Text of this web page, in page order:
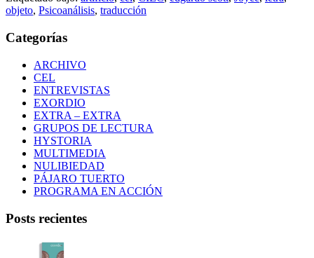
objeto, Psicoanálisis, traducción
Categorías
ARCHIVO
CEL
ENTREVISTAS
EXORDIO
EXTRA – EXTRA
GRUPOS DE LECTURA
HYSTORIA
MULTIMEDIA
NULIBIEDAD
PÁJARO TUERTO
PROGRAMA EN ACCIÓN
Posts recientes